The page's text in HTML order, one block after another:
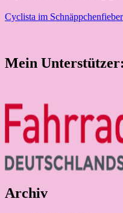
Cyclista im Schnäppchenfieber
Mein Unterstützer:
Archiv